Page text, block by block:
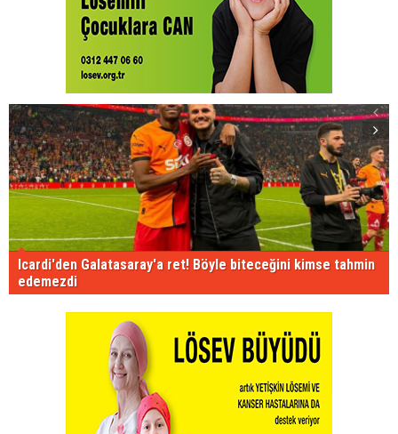
Icardi'den Galatasaray'a ret! Böyle biteceğini kimse tahmin
edemezdi